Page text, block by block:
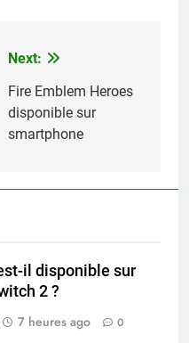
Next:
Fire Emblem Heroes
disponible sur
smartphone
il disponible sur
2 ?
7 heures ago 0